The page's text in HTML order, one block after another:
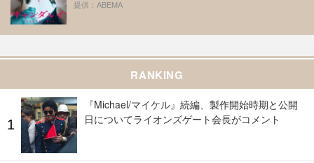
提供：ABEMA
RANKING
『Michael/マイケル』続編、製作開始時期と公開
日についてライオンズゲート会長がコメント